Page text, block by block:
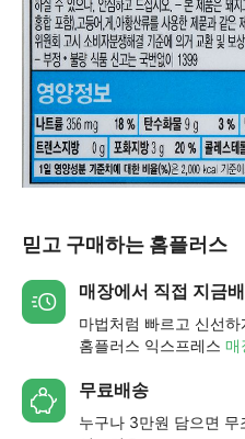
믿고 구매하는 홈플러스
매장에서 직접 지금
마법처럼 빠르고 신선하
홈플러스 익스프레스 매
무료배송
누구나 3만원 담으면